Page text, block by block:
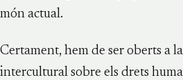
món actual.
Certament, hem de ser oberts a
intercultural sobre els drets